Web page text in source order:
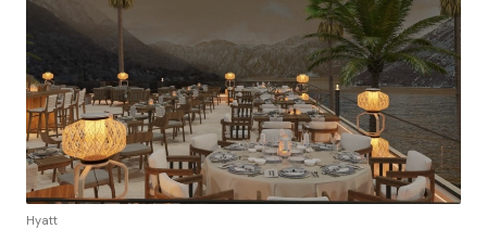
Hyatt